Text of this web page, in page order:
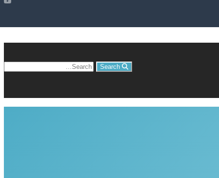
Search